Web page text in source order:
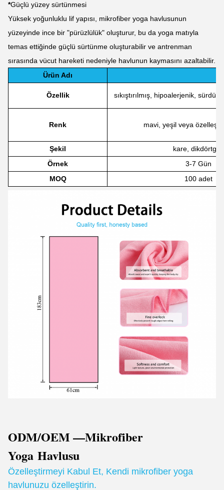
*Güçlü yüzey sürtünmesi
Yüksek yoğunluklu lif yapısı, mikrofiber yoga havlusunun
yüzeyinde ince bir "pürüzlülük" oluşturur, bu da yoga matıyla
temas ettiğinde güçlü sürtünme oluşturabilir ve antrenman
sırasında vücut hareketi nedeniyle havlunun kaymasını azaltabilir.
Ürün Adı
Özellik sıkıştırılmış, hipoalerjenik,
Renk mavi, yeşil veya
Şekil
kare, dikdörtgen
Örnek
3-7 Gün
MOQ
100 adet
ODM/OEM —Mikrofiber
Yoga Havlusu
Özelleştirmeyi Kabul Et, Kendi mikrofiber yoga
havlunuzu özelleştirin.